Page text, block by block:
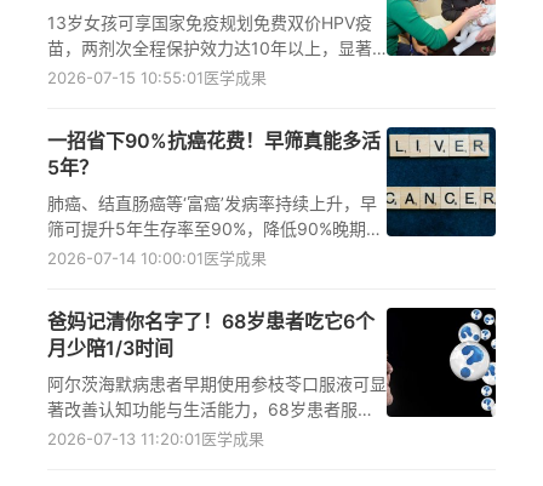
13岁女孩可享国家免疫规划免费双价HPV疫
苗，两剂次全程保护效力达10年以上，显著
降低宫颈癌风险；单剂次接种新证据支持高效
2026-07-15 10:55:01医学成果
一招省下90%抗癌花费！早筛真能多活
5年？
肺癌、结直肠癌等‘富癌’发病率持续上升，早
筛可提升5年生存率至90%，降低90%晚期治
疗花费。精准筛查、生活方式干预和高危人群
2026-07-14 10:00:01医学成果
爸妈记清你名字了！68岁患者吃它6个
月少陪1/3时间
阿尔茨海默病患者早期使用参枝苓口服液可显
著改善认知功能与生活能力，68岁患者服药6
个月后记忆提升、家人陪护时间减少1/3。阿
2026-07-13 11:20:01医学成果